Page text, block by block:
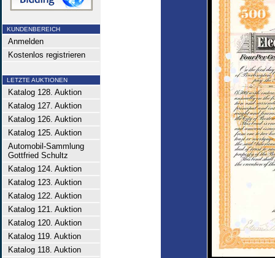
KUNDENBEREICH
Anmelden
Kostenlos registrieren
LETZTE AUKTIONEN
Katalog 128. Auktion
Katalog 127. Auktion
Katalog 126. Auktion
Katalog 125. Auktion
Automobil-Sammlung
Gottfried Schultz
Katalog 124. Auktion
Katalog 123. Auktion
Katalog 122. Auktion
Katalog 121. Auktion
Katalog 120. Auktion
Katalog 119. Auktion
Katalog 118. Auktion